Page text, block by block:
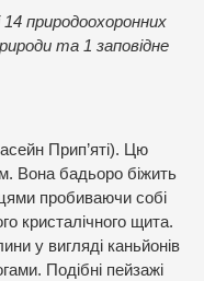
14 природоохоронних
та 1 заповідне
Прип’яті). Цю
Вона бадьоро біжить
пробиваючи собі
кристалічного щита.
у вигляді каньйонів
Подібні пейзажі